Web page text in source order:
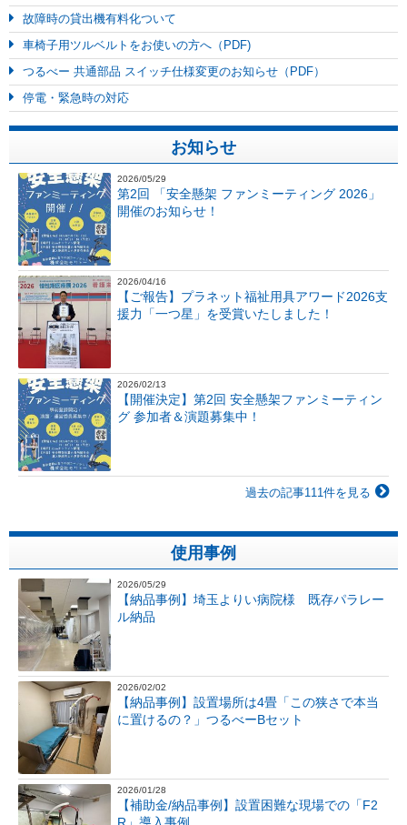
故障時の貸出機有料化ついて
車椅子用ツルベルトをお使いの方へ（PDF)
つるべー 共通部品 スイッチ仕様変更のお知らせ（PDF）
停電・緊急時の対応
お知らせ
2026/05/29
第2回 「安全懸架 ファンミーティング 2026」
開催のお知らせ！
2026/04/16
【ご報告】プラネット福祉用具アワード2026支
援力「一つ星」を受賞いたしました！
2026/02/13
【開催決定】第2回 安全懸架ファンミーティン
グ 参加者＆演題募集中！
過去の記事111件を見る
使用事例
2026/05/29
【納品事例】埼玉よりい病院様 既存パラレー
ル納品
2026/02/02
【納品事例】設置場所は4畳「この狭さで本当
に置けるの？」つるべーBセット
2026/01/28
【補助金/納品事例】設置困難な現場での「F2
R」導入事例